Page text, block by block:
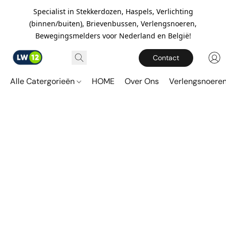
Specialist in Stekkerdozen, Haspels, Verlichting
(binnen/buiten), Brievenbussen, Verlengsnoeren,
Bewegingsmelders voor Nederland en België!
Contact
Alle Catergorieën HOME Over Ons